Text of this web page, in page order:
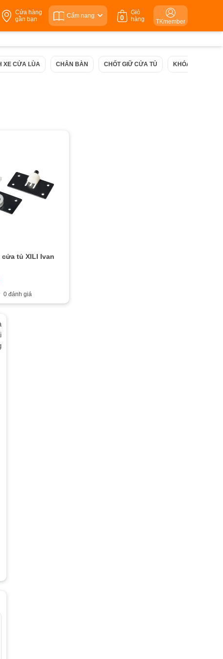
Cửa hàng
gần bạn
Cẩm nang
Giỏ
hàng
0 TKmember
XE CỬA LÙA CHÂN BÀN CHỐT GIỮ CỬA TỦ KHÓA TỦ
cửa tủ XILI Ivan
0 đánh giá